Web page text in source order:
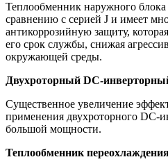
Теплообменник наружного
сравнению с серией J и имеет
антикоррозийную защиту,
его срок службы, снижая
окружающей среды.
Двухроторный DC-
Существенное увеличение
применения двухроторного DC-
большой мощности.
Теплообменник